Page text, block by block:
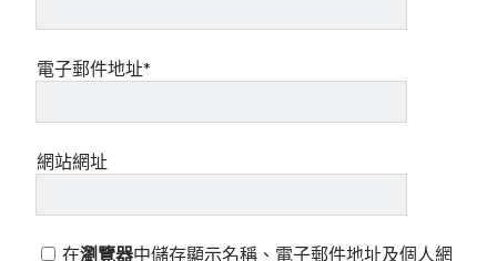
電子郵件地址*
網站網址
在瀏覽器中儲存顯示名稱、電子郵件地址及個人網